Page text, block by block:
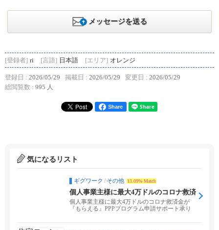
メッセージを送る
[登録者] ri [言語] 日本語 [エリア] オレンジ
登録日 : 2026/05/29 掲載日 : 2026/05/29 変更日 : 2026/05/29
総閲覧数 : 995 人
Share
気になるリスト
ギグワーク / その他 13.09% Match
個人事業主様に最大4万ドルのコロナ救済
金が『もらえる』PPPプログラム申請サ
ポート承ります。 ※ 3月末が〆切です‼
個人事業主様に最大4万ドルのコロナ救済金が
『もらえる』PPPプログラム申請サポート承り